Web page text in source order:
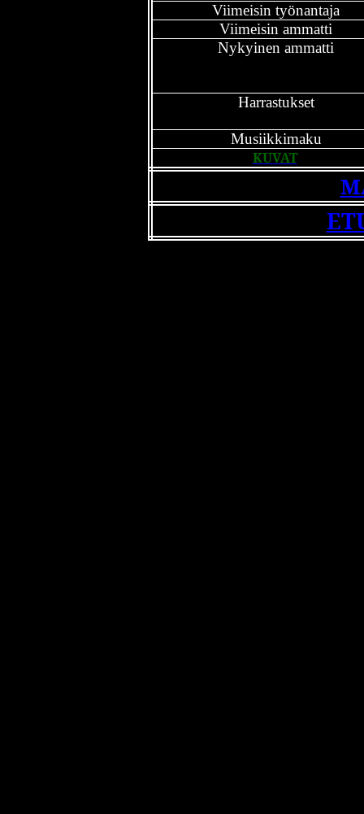
Viimeisin työnantaja
Viimeisin ammatti
Nykyinen ammatti
Harrastukset
Musiikkimaku
KUVAT